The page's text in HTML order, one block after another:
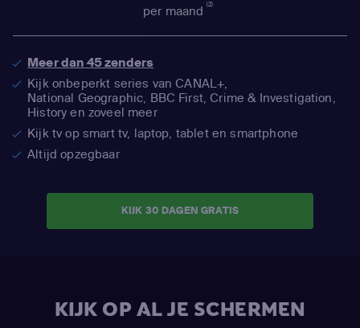
per maand(2)
Meer dan 45 zenders
Kijk onbeperkt series van CANAL+,
National Geographic, BBC First, Crime & Investigation,
History en zoveel meer
Kijk tv op smart tv, laptop, tablet en smartphone
Altijd opzegbaar
KIJK 30 DAGEN GRATIS
KIJK OP AL JE SCHERMEN